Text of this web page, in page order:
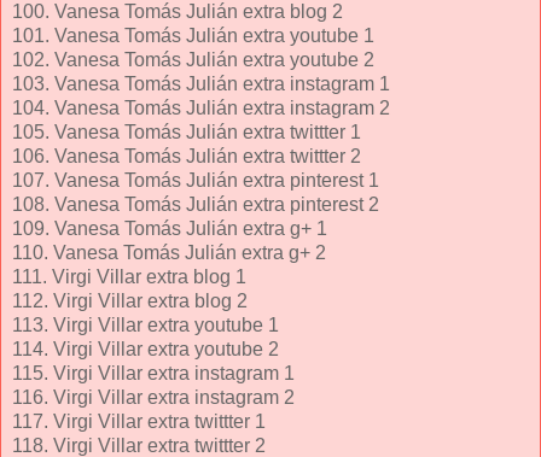
100. Vanesa Tomás Julián extra blog 2
101. Vanesa Tomás Julián extra youtube 1
102. Vanesa Tomás Julián extra youtube 2
103. Vanesa Tomás Julián extra instagram 1
104. Vanesa Tomás Julián extra instagram 2
105. Vanesa Tomás Julián extra twittter 1
106. Vanesa Tomás Julián extra twittter 2
107. Vanesa Tomás Julián extra pinterest 1
108. Vanesa Tomás Julián extra pinterest 2
109. Vanesa Tomás Julián extra g+ 1
110. Vanesa Tomás Julián extra g+ 2
111. Virgi Villar extra blog 1
112. Virgi Villar extra blog 2
113. Virgi Villar extra youtube 1
114. Virgi Villar extra youtube 2
115. Virgi Villar extra instagram 1
116. Virgi Villar extra instagram 2
117. Virgi Villar extra twittter 1
118. Virgi Villar extra twittter 2